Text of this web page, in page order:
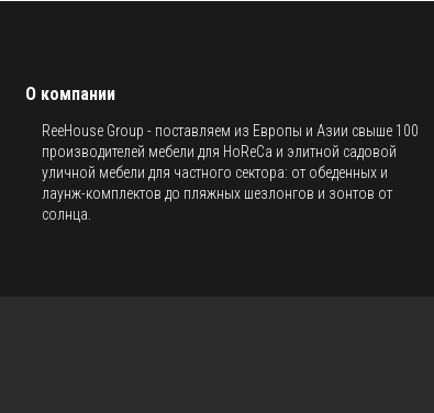
О компании
ReeHouse Group - поставляем из Европы и Азии свыше 100
производителей мебели для HoReCa и элитной садовой
уличной мебели для частного сектора: от обеденных и
лаунж-комплектов до пляжных шезлонгов и зонтов от
солнца.